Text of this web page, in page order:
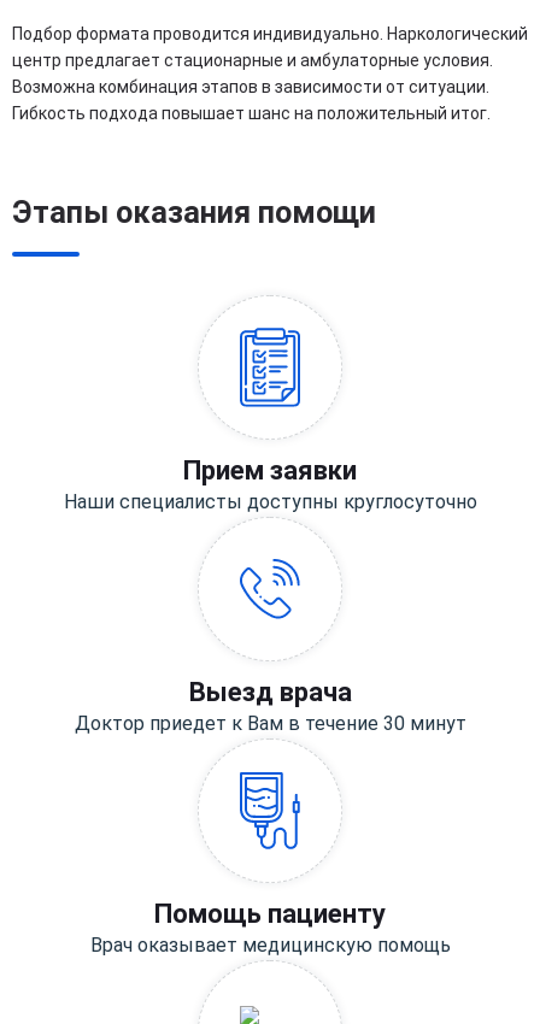
Подбор формата проводится индивидуально. Наркологический
центр предлагает стационарные и амбулаторные условия.
Возможна комбинация этапов в зависимости от ситуации.
Гибкость подхода повышает шанс на положительный итог.
Этапы оказания помощи
Прием заявки
Наши специалисты доступны круглосуточно
Выезд врача
Доктор приедет к Вам в течение 30 минут
Помощь пациенту
Врач оказывает медицинскую помощь